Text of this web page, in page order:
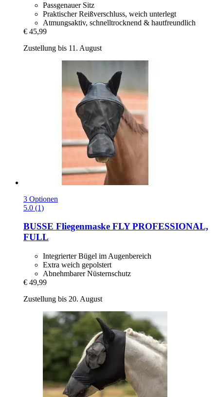
Passgenauer Sitz
Praktischer Reißverschluss, weich unterlegt
Atmungsaktiv, schnelltrocknend & hautfreundlich
€ 45,99
Zustellung bis 11. August
3 Optionen
5.0 (1)
BUSSE Fliegenmaske FLY PROFESSIONAL,
FULL
Integrierter Bügel im Augenbereich
Extra weich gepolstert
Abnehmbarer Nüsternschutz
€ 49,99
Zustellung bis 20. August